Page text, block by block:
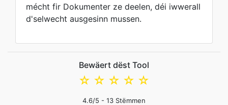
mécht fir Dokumenter ze deelen, déi iwwerall
d'selwecht ausgesinn mussen.
Bewäert dëst Tool
☆
☆
☆
☆
☆
4.6/5 - 13 Stëmmen